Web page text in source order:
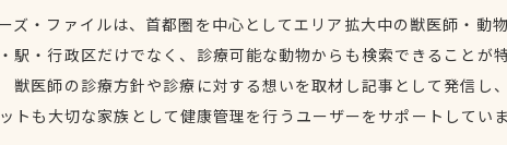
ズ・ファイルは、首都圏を中心としてエリア拡大中の獣医師・動
駅・行政区だけでなく、診療可能な動物からも検索できることが
獣医師の診療方針や診療に対する想いを取材し記事として発信し
トも大切な家族として健康管理を行うユーザーをサポートしてい